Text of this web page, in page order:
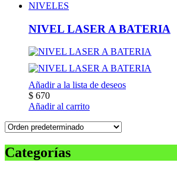
NIVELES
NIVEL LASER A BATERIA
Añadir a la lista de deseos
$ 670
Añadir al carrito
Categorías